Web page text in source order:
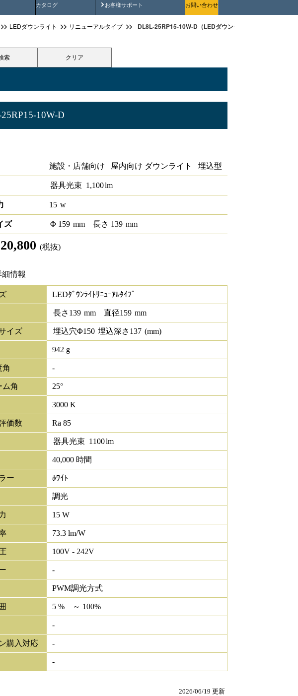
カタログ お客様サポート
安全にご使用いただくためにお問い合わせ
LEDダウンライト リニューアルタイプ DL8L-25RP15-10W-D（LEDダウンライトリニューアル
索 クリア
10W-D
施設・店舗向け 屋内向け ダウンライト 埋込型
器具光束 1,100lm
15 w
ズ Φ 159 mm 長さ 139 mm
20,800 (税抜)
情報
LEDﾀﾞｳﾝﾗｲﾄﾘﾆｭｰｱﾙﾀｲﾌﾟ
長さ 139 mm 直径159 mm
イズ 埋込穴Φ150 埋込深さ 137 (mm)
942 g
角 -
ム角 25°
3000 K
価数 Ra 85
器具光束 1100lm
40,000 時間
ー ﾎﾜｲﾄ
調光
15 W
73.3 lm/W
100V - 242V
-
PWM調光方式
5 % ～ 100%
-
購入対応 -
-
2026/06/19 更新